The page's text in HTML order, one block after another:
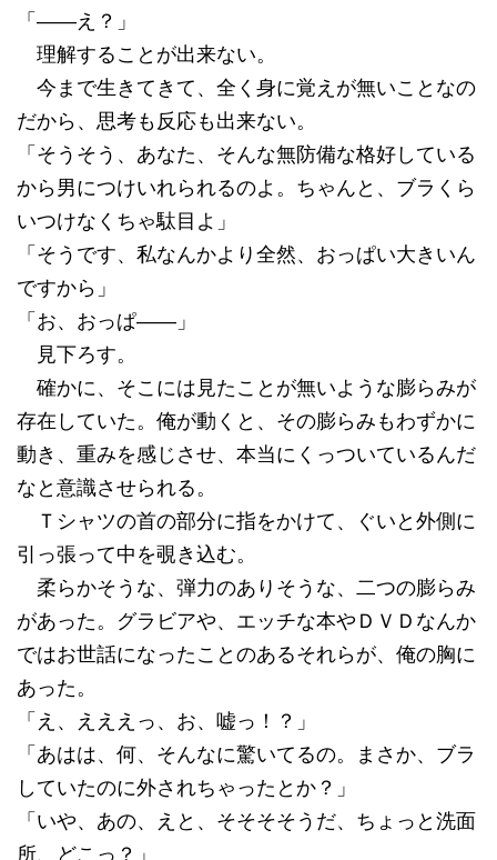
「――え？」
理解することが出来ない。
今まで生きてきて、全く身に覚えが無いことなの
だから、思考も反応も出来ない。
「そうそう、あなた、そんな無防備な格好している
から男につけいれられるのよ。ちゃんと、ブラくら
いつけなくちゃ駄目よ」
「そうです、私なんかより全然、おっぱい大きいん
ですから」
「お、おっぱ――」
見下ろす。
確かに、そこには見たことが無いような膨らみが
存在していた。俺が動くと、その膨らみもわずかに
動き、重みを感じさせ、本当にくっついているんだ
なと意識させられる。
Ｔシャツの首の部分に指をかけて、ぐいと外側に
引っ張って中を覗き込む。
柔らかそうな、弾力のありそうな、二つの膨らみ
があった。グラビアや、エッチな本やＤＶＤなんか
ではお世話になったことのあるそれらが、俺の胸に
あった。
「え、えええっ、お、嘘っ！？」
「あはは、何、そんなに驚いてるの。まさか、ブラ
していたのに外されちゃったとか？」
「いや、あの、えと、そそそそうだ、ちょっと洗面
所、どこっ？」